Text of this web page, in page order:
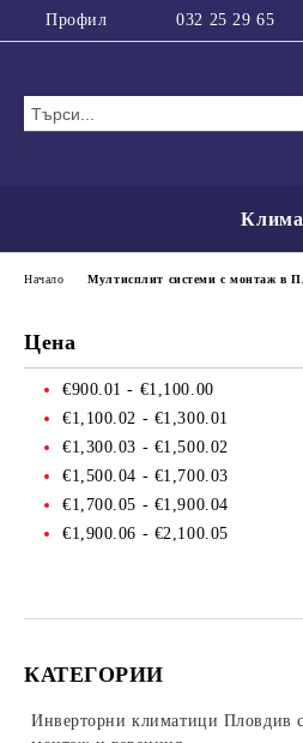
Профил 032 25 29 65
Цена
€900.01 - €1,100.00
€1,100.02 - €1,300.01
€1,300.03 - €1,500.02
€1,500.04 - €1,700.03
€1,700.05 - €1,900.04
€1,900.06 - €2,100.05
КАТЕГОРИИ
Инверторни климатици Пловдив с
Начало Мултисплит системи с монтаж в